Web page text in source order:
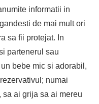
informatii in
de mai mult ori
sa fii protejat. In
partenerul sau
bebe mic si adorabil,
numai
ai grija sa ai mereu